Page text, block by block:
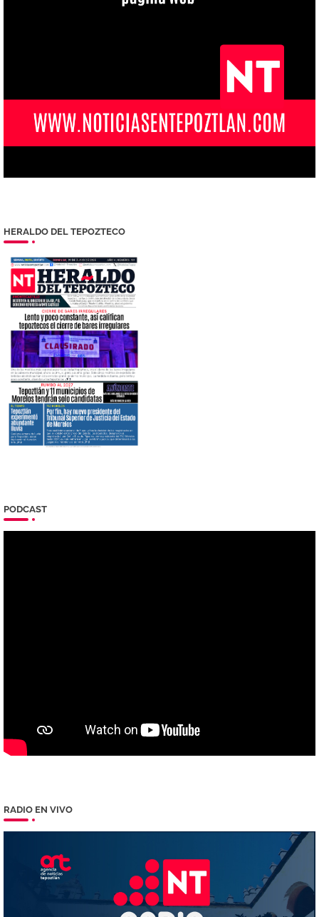
HERALDO DEL TEPOZTECO
PODCAST
RADIO EN VIVO